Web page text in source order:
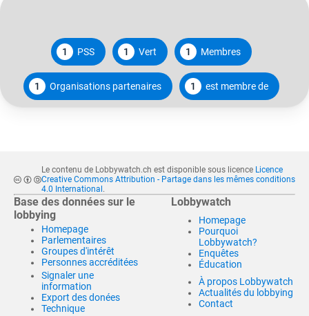
1 PSS 1 Vert 1 Membres
1 Organisations partenaires 1 est membre de
Le contenu de Lobbywatch.ch est disponible sous licence Licence
Creative Commons Attribution - Partage dans les mêmes conditions
4.0 International .
Base des données sur le
lobbying
Homepage
Parlementaires
Groupes d'intérêt
Personnes accréditées
Signaler une
information
Export des donées
Technique
Lobbywatch
Homepage
Pourquoi
Lobbywatch?
Enquêtes
Éducation
À propos Lobbywatch
Actualités du lobbying
Contact